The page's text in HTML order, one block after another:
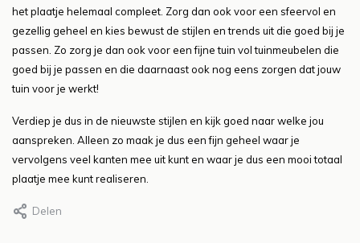
het plaatje helemaal compleet. Zorg dan ook voor een sfeervol en
gezellig geheel en kies bewust de stijlen en trends uit die goed bij je
passen. Zo zorg je dan ook voor een fijne tuin vol tuinmeubelen die
goed bij je passen en die daarnaast ook nog eens zorgen dat jouw
tuin voor je werkt!
Verdiep je dus in de nieuwste stijlen en kijk goed naar welke jou
aanspreken. Alleen zo maak je dus een fijn geheel waar je
vervolgens veel kanten mee uit kunt en waar je dus een mooi totaal
plaatje mee kunt realiseren.
Delen